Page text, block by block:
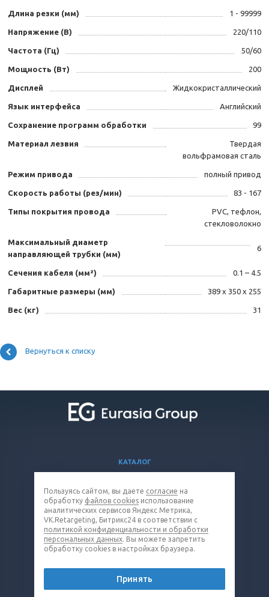
Длина резки (мм) 1 - 99999
Напряжение (В) 220/110
Частота (Гц) 50/60
Мощность (Вт) 200
Дисплей Жидкокристаллический
Язык интерфейса Английский
Сохранение программ обработки 99
Материал лезвия
Твердая
вольфрамовая сталь
Режим привода полный привод
Скорость работы (рез/мин) 83 - 167
Типы покрытия провода
PVC, тефлон,
стекловолокно
Максимальный диаметр
направляющей трубки (мм)
6
Сечения кабеля (мм²) 0.1 – 4.5
Габаритные размеры (мм) 389 х 350 х 255
Вес (кг) 31
Вернуться к списку
© 2026 Все права защищены.
КАТАЛОГ
КОМПАНИЯ
КОНТАКТЫ
8 (800) 301-19-38
cable@eq-mail.ru
Пользуясь сайтом, вы даете согласие на
обработку файлов cookies использование
аналитических сервисов Яндекс Метрика,
VK.Retargeting, Битрикс24 в соответствии с
политикой конфиденциальности и обработки
персональных данных. Вы можете запретить
обработку cookies в настройках браузера.
Принять